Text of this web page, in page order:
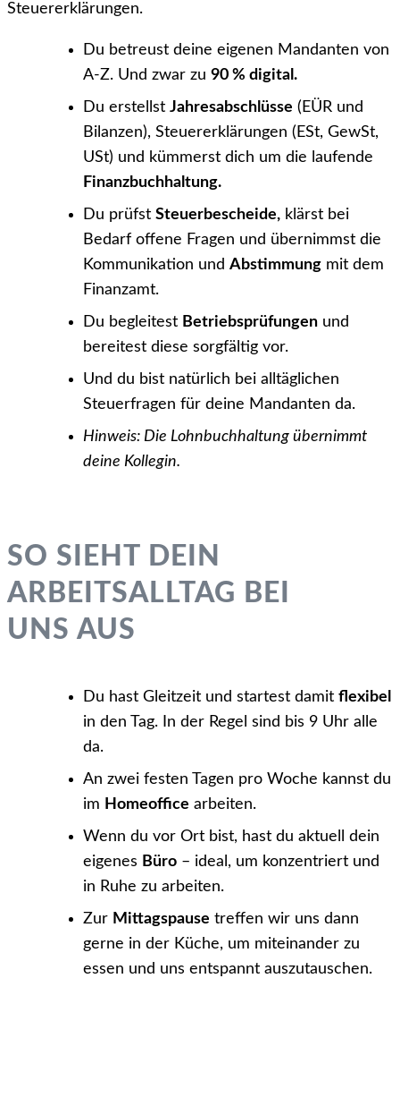
Steuererklärungen.
Du betreust deine eigenen Mandanten von
A-Z. Und zwar zu 90 % digital.
Du erstellst Jahresabschlüsse (EÜR und
Bilanzen), Steuererklärungen (ESt, GewSt,
USt) und kümmerst dich um die laufende
Finanzbuchhaltung.
Du prüfst Steuerbescheide, klärst bei
Bedarf offene Fragen und übernimmst die
Kommunikation und Abstimmung mit dem
Finanzamt.
Du begleitest Betriebsprüfungen und
bereitest diese sorgfältig vor.
Und du bist natürlich bei alltäglichen
Steuerfragen für deine Mandanten da.
Hinweis: Die Lohnbuchhaltung übernimmt
deine Kollegin.
SO SIEHT DEIN
ARBEITSALLTAG BEI
UNS AUS
Du hast Gleitzeit und startest damit flexibel
in den Tag. In der Regel sind bis 9 Uhr alle
da.
An zwei festen Tagen pro Woche kannst du
im Homeoffice arbeiten.
Wenn du vor Ort bist, hast du aktuell dein
eigenes Büro – ideal, um konzentriert und
in Ruhe zu arbeiten.
Zur Mittagspause treffen wir uns dann
gerne in der Küche, um miteinander zu
essen und uns entspannt auszutauschen.